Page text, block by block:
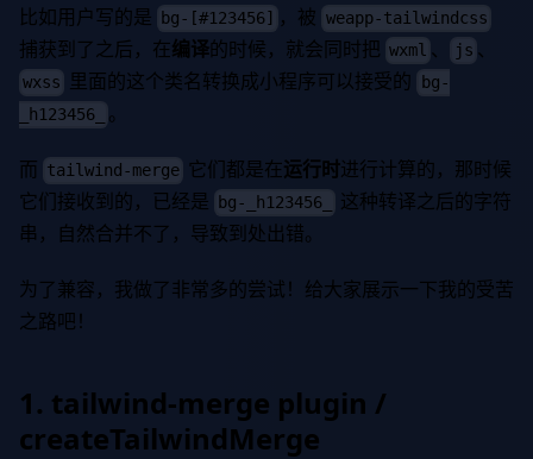
比如用户写的是 bg-[#123456] ，被 weapp-tailwindcss
捕获到了之后，在编译的时候，就会同时把 wxml 、 js 、
wxss 里面的这个类名转换成小程序可以接受的
bg-
_h123456_
。
而 tailwind-merge 它们都是在运行时进行计算的，那时候
它们接收到的，已经是
bg-_h123456_
这种转译之后的字符
串，自然合并不了，导致到处出错。
为了兼容，我做了非常多的尝试！给大家展示一下我的受苦
之路吧！
1. tailwind-merge plugin /
createTailwindMerge